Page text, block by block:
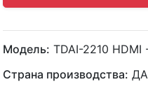
Модель: TDAI-2210 HDMI
Страна производства: